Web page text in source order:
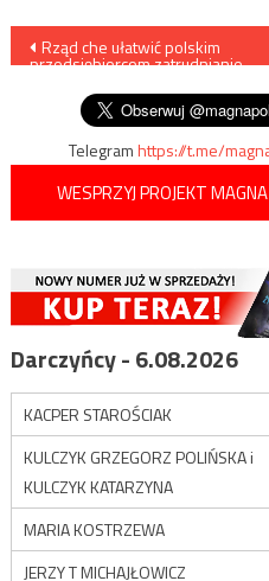
Nawigacja
wpisu
Rząd che ułatwić polskim
przedsiębiorcom zatrudnianie
Telegramhttps://t.me/
WESPRZYJ PROJEKT
Darczyńcy - 6.08.2026
KACPER STAROŚCIAK
KULCZYK GRZEGORZ POLIŃSKA i
KULCZYK KATARZYNA
MARIA KOSTRZEWA
JERZY T MICHAJŁOWICZ